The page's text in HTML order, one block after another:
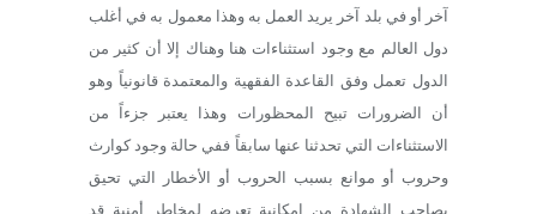
آخر أو في بلد آخر يريد العمل به وهذا معمول به في أغلب
دول العالم مع وجود استثناءات هنا وهناك إلا أن كثير من
الدول تعمل وفق القاعدة الفقهية والمعتمدة قانونياً وهو
أن الضرورات تبيح المحظورات وهذا يعتبر جزءاً من
الاستثناءات التي تحدثنا عنها سابقاً ففي حالة وجود كوارث
وحروب أو موانع بسبب الحروب أو الأخطار التي تحيق
بصاحب الشهادة من إمكانية تعرضه لمخاطر أمنية قد